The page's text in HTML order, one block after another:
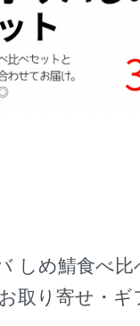
しめ鯖食べ
取り寄せ・ギ